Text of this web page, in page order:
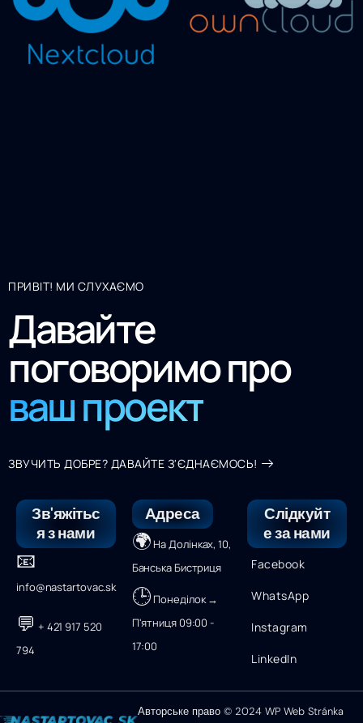
ПРИВІТ! МИ СЛУХАЄМО
Давайте
поговоримо про
ваш проект
ЗВУЧИТЬ ДОБРЕ? ДАВАЙТЕ З'ЄДНАЄМОСЬ!
Зв'яжітьс
я з нами
📧
info@nastartovac.sk
💬 + 421 917 520
794
Адреса
🌍 На Долінках, 10,
Банська Бистриця
🕒 Понеділок →
П'ятниця 09:00 -
17:00
Слідкуйт
е за нами
Facebook
WhatsApp
Instagram
LinkedIn
Авторське право © 2024 WP Web Stránka